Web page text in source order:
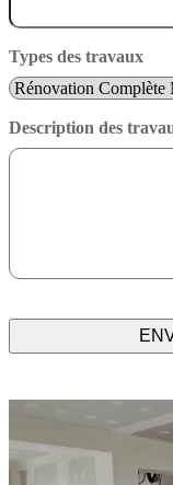
Types des travaux
Description des